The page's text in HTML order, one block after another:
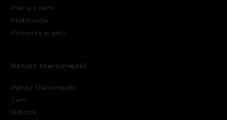
Pracuj z nami
Multimedia
Pomorze w sieci
Ratusz Staromiejski
Ratusz Staromiejski
Sień
Historia